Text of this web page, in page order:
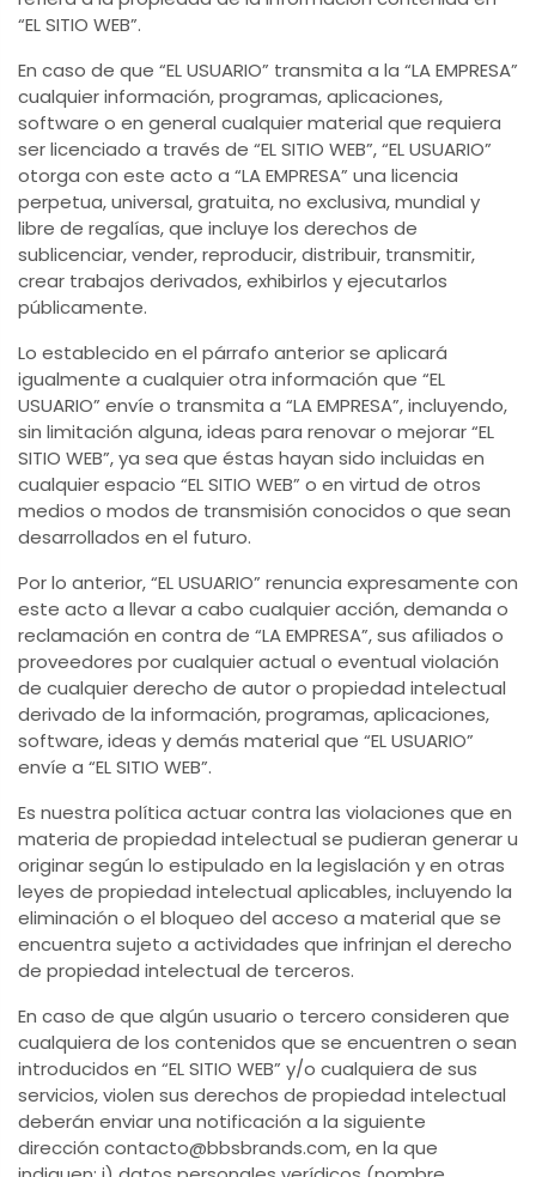
“EL SITIO WEB”.
En caso de que “EL USUARIO” transmita a la “LA EMPRESA”
cualquier información, programas, aplicaciones,
software o en general cualquier material que requiera
ser licenciado a través de “EL SITIO WEB”, “EL USUARIO”
otorga con este acto a “LA EMPRESA” una licencia
perpetua, universal, gratuita, no exclusiva, mundial y
libre de regalías, que incluye los derechos de
sublicenciar, vender, reproducir, distribuir, transmitir,
crear trabajos derivados, exhibirlos y ejecutarlos
públicamente.
Lo establecido en el párrafo anterior se aplicará
igualmente a cualquier otra información que “EL
USUARIO” envíe o transmita a “LA EMPRESA”, incluyendo,
sin limitación alguna, ideas para renovar o mejorar “EL
SITIO WEB”, ya sea que éstas hayan sido incluidas en
cualquier espacio “EL SITIO WEB” o en virtud de otros
medios o modos de transmisión conocidos o que sean
desarrollados en el futuro.
Por lo anterior, “EL USUARIO” renuncia expresamente con
este acto a llevar a cabo cualquier acción, demanda o
reclamación en contra de “LA EMPRESA”, sus afiliados o
proveedores por cualquier actual o eventual violación
de cualquier derecho de autor o propiedad intelectual
derivado de la información, programas, aplicaciones,
software, ideas y demás material que “EL USUARIO”
envíe a “EL SITIO WEB”.
Es nuestra política actuar contra las violaciones que en
materia de propiedad intelectual se pudieran generar u
originar según lo estipulado en la legislación y en otras
leyes de propiedad intelectual aplicables, incluyendo la
eliminación o el bloqueo del acceso a material que se
encuentra sujeto a actividades que infrinjan el derecho
de propiedad intelectual de terceros.
En caso de que algún usuario o tercero consideren que
cualquiera de los contenidos que se encuentren o sean
introducidos en “EL SITIO WEB” y/o cualquiera de sus
servicios, violen sus derechos de propiedad intelectual
deberán enviar una notificación a la siguiente
dirección contacto@bbsbrands.com, en la que